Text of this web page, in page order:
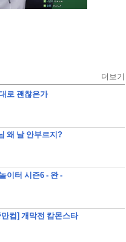
더보기
로 괜찮은가
왜 날 안부르지?
이터 시즌6 - 완 -
컵] 개막전 캄몬스타